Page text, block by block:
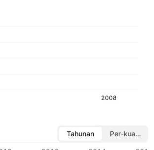
2008
Tahunan
Per-kuartal